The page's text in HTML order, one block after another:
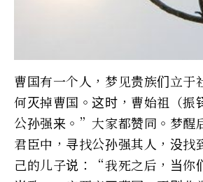
曹国有一个人，梦见贵族们立于
何灭掉曹国。这时，曹始祖（
公孙强来。”大家都赞同。梦醒
君臣中，寻找公孙强其人，没找
己的儿子说：“我死之后，当你